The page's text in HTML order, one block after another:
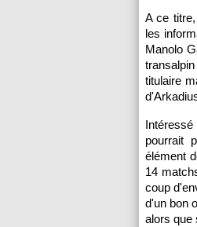
A ce
les
Manolo
titulaire
pourrait
élément
14
coup
d'un bon
alors que